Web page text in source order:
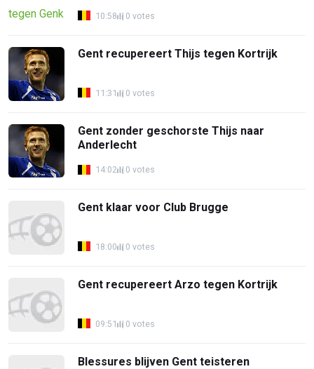
10:58 0 votes
Gent recupereert Thijs tegen Kortrijk
11:31 0 votes
Gent zonder geschorste Thijs naar
Anderlecht
14:02 0 votes
Gent klaar voor Club Brugge
18:00 0 votes
Gent recupereert Arzo tegen Kortrijk
09:51 0 votes
Blessures blijven Gent teisteren